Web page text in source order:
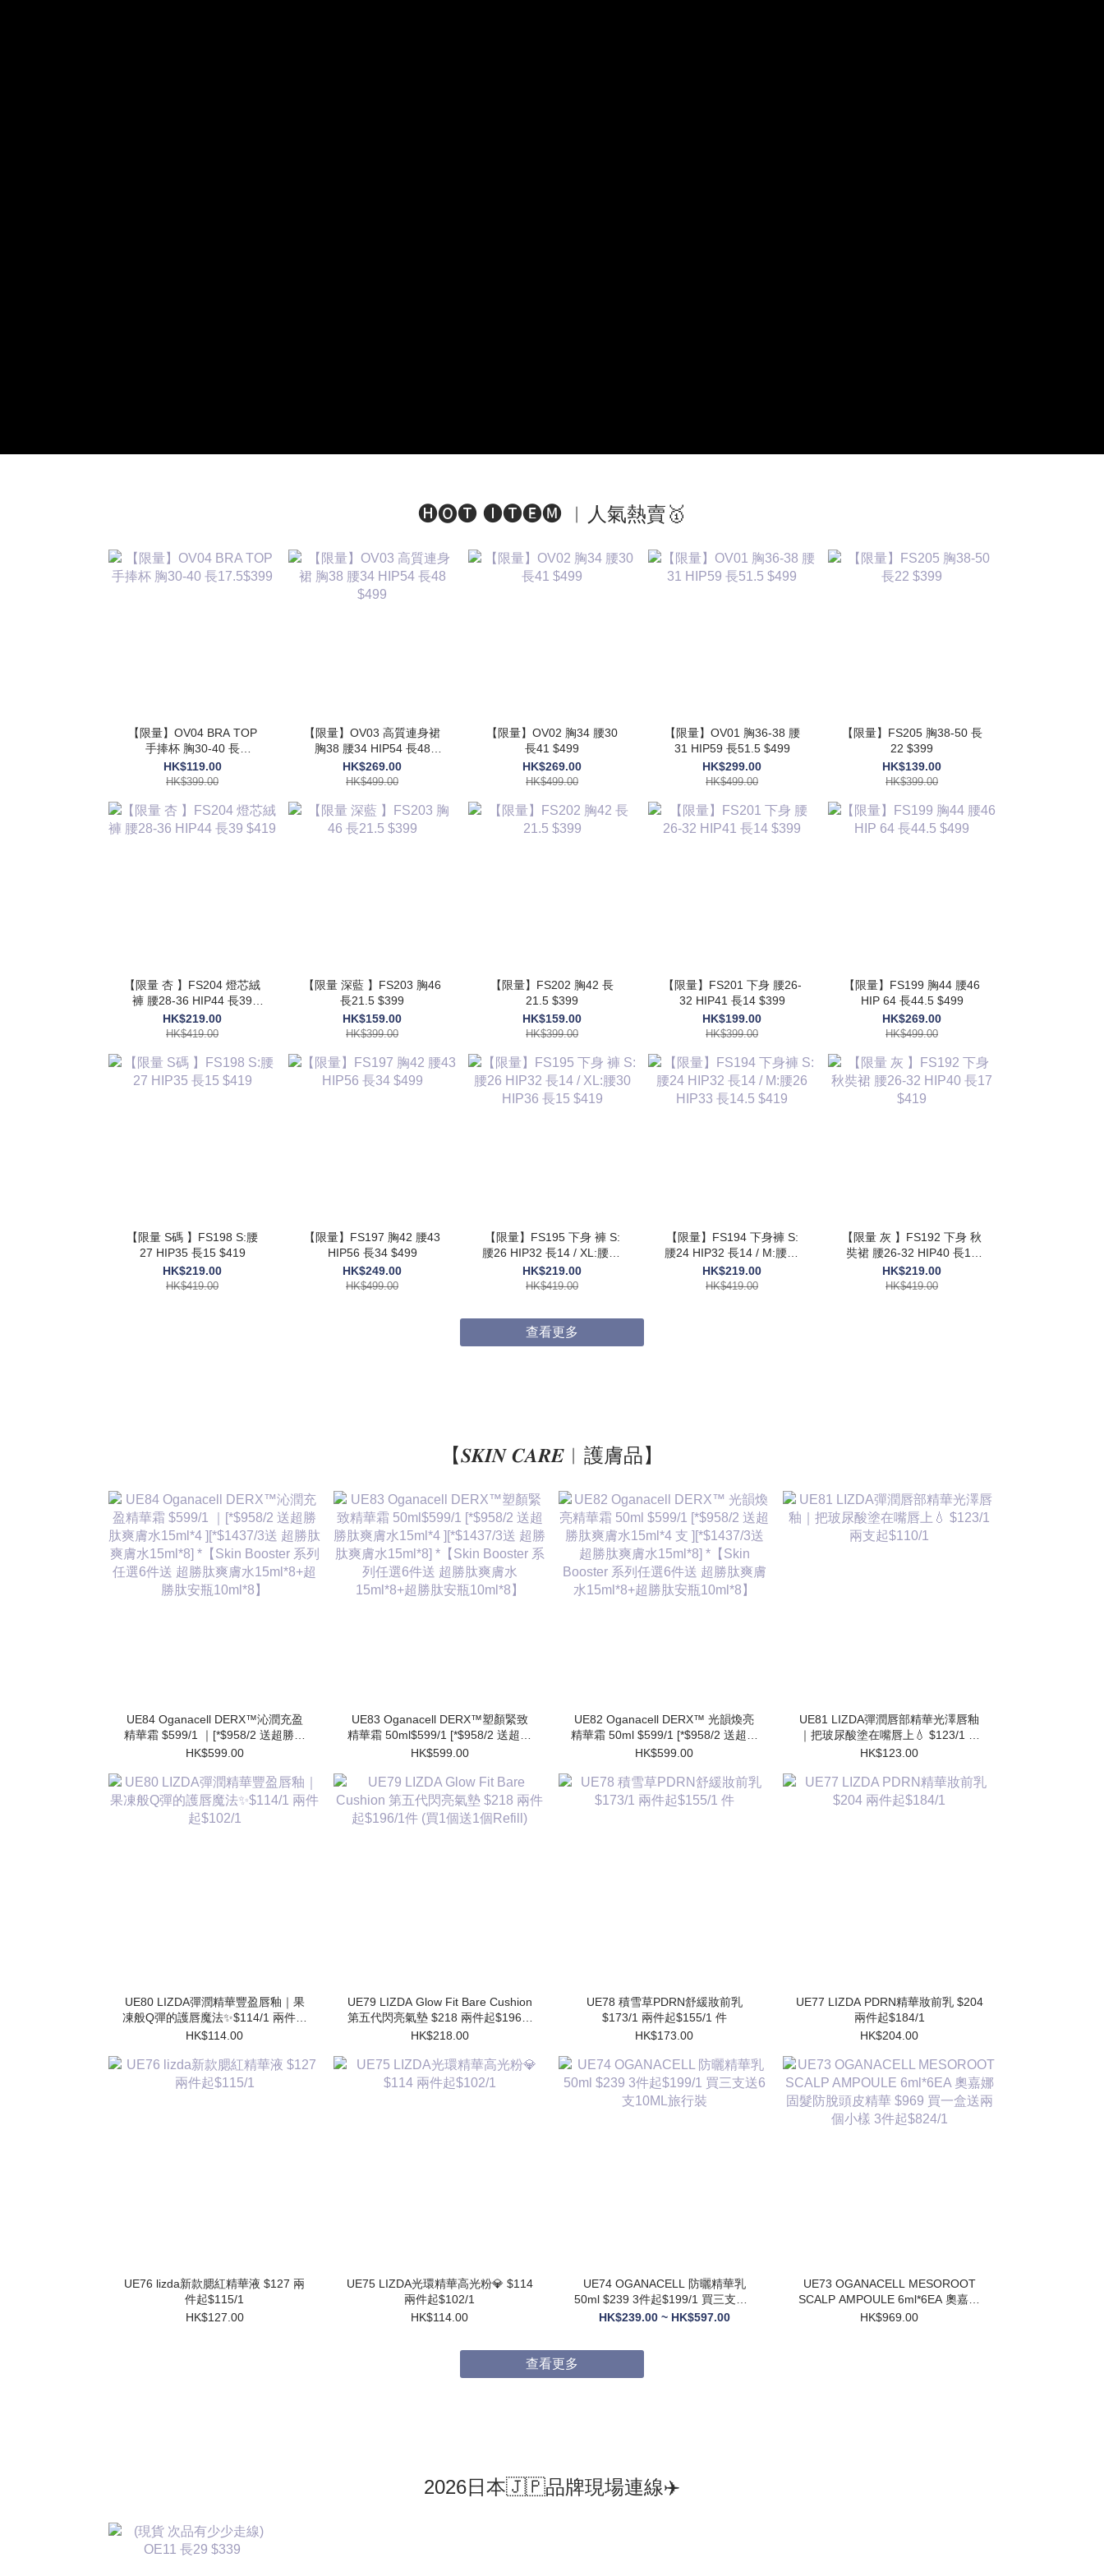
🅗🅞🅣 🅘🅣🅔🅜 ︱人氣熱賣🥇
【限量】OV04 BRA TOP
手捧杯 胸30-40 長
17.5$399
HK$119.00
HK$399.00
【限量】OV03 高質連身裙
胸38 腰34 HIP54 長48
$499
HK$269.00
HK$499.00
【限量】OV02 胸34 腰30
長41 $499
HK$269.00
HK$499.00
【限量】OV01 胸36-38 腰
31 HIP59 長51.5 $499
HK$299.00
HK$499.00
【限量】FS205 胸38-50 長
22 $399
HK$139.00
HK$399.00
【限量 杏 】FS204 燈芯絨
褲 腰28-36 HIP44 長39
$419
HK$219.00
HK$419.00
【限量 深藍 】FS203 胸46
長21.5 $399
HK$159.00
HK$399.00
【限量】FS202 胸42 長
21.5 $399
HK$159.00
HK$399.00
【限量】FS201 下身 腰26-
32 HIP41 長14 $399
HK$199.00
HK$399.00
【限量】FS199 胸44 腰46
HIP 64 長44.5 $499
HK$269.00
HK$499.00
【限量 S碼 】FS198 S:腰
27 HIP35 長15 $419
HK$219.00
HK$419.00
【限量】FS197 胸42 腰43
HIP56 長34 $499
HK$249.00
HK$499.00
【限量】FS195 下身 褲 S:
腰26 HIP32 長14 / XL:腰30
HIP36 長15 $419
HK$219.00
HK$419.00
【限量】FS194 下身褲 S:
腰24 HIP32 長14 / M:腰26
HIP33 長14.5 $419
HK$219.00
HK$419.00
【限量 灰 】FS192 下身 秋
奘裙 腰26-32 HIP40 長17
$419
HK$219.00
HK$419.00
查看更多
【𝑺𝑲𝑰𝑵 𝑪𝑨𝑹𝑬︱護膚品】
UE84 Oganacell DERX™沁潤充盈
精華霜 $599/1 ｜[*$958/2 送超勝肽
爽膚水15ml*4 ][*$1437/3送 超勝肽
任選6件送 超勝肽爽膚水15ml*8+超
勝肽安瓶10ml*8】
HK$599.00
UE83 Oganacell DERX™塑顏緊致
精華霜 50ml$599/1 [*$958/2 送超勝
肽爽膚水15ml*4 ][*$1437/3送 超勝
列任選6件送 超勝肽爽膚水
15ml*8+超勝肽安瓶10ml*8】
HK$599.00
UE82 Oganacell DERX™ 光韻煥亮
精華霜 50ml $599/1 [*$958/2 送超勝
肽爽膚水15ml*4 支 ][*$1437/3送 超
系列任選6件送 超勝肽爽膚水
15ml*8+超勝肽安瓶10ml*8】
HK$599.00
UE81 LIZDA彈潤唇部精華光澤唇釉
｜把玻尿酸塗在嘴唇上💧 $123/1 兩
支起$110/1
HK$123.00
UE80 LIZDA彈潤精華豐盈唇釉｜果
凍般Q彈的護唇魔法✨$114/1 兩件起
$102/1
HK$114.00
UE79 LIZDA Glow Fit Bare Cushion
第五代閃亮氣墊 $218 兩件起$196/1
件 (買1個送1個Refill)
HK$218.00
UE78 積雪草PDRN舒緩妝前乳
$173/1 兩件起$155/1 件
HK$173.00
UE77 LIZDA PDRN精華妝前乳 $204
兩件起$184/1
HK$204.00
UE76 lizda新款腮紅精華液 $127 兩
件起$115/1
HK$127.00
UE75 LIZDA光環精華高光粉💎 $114
兩件起$102/1
HK$114.00
UE74 OGANACELL 防曬精華乳
50ml $239 3件起$199/1 買三支送6
支10ML旅行裝
HK$239.00 ~ HK$597.00
UE73 OGANACELL MESOROOT
SCALP AMPOULE 6ml*6EA 奧嘉娜
固髮防脫頭皮精華 $969 買一盒送兩
HK$969.00
查看更多
2026日本🇯🇵品牌現場連線✈️